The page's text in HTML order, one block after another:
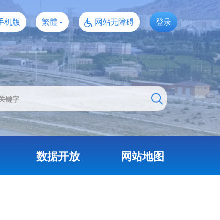
机版 繁體 网站无障碍 登录
数据开放 网站地图